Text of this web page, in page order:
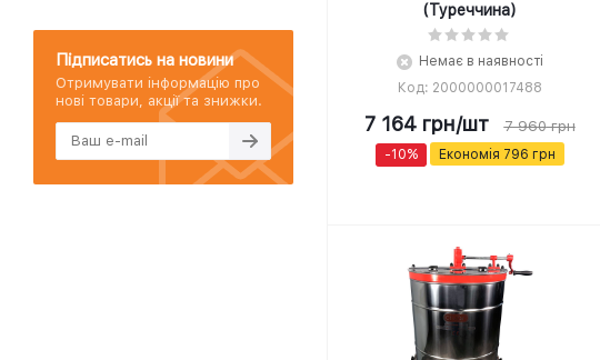
(Туреччина)
Немає в наявності
Код: 2000000017488
7 164грн/шт 7 960грн
-10% Економія 796 грн
Підписатись на новини
Отримувати інформацію про
нові товари, акції та знижки.